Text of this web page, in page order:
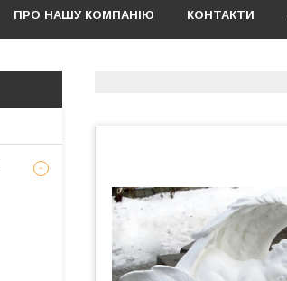
ПРО НАШУ КОМПАНІЮ КОНТАКТИ